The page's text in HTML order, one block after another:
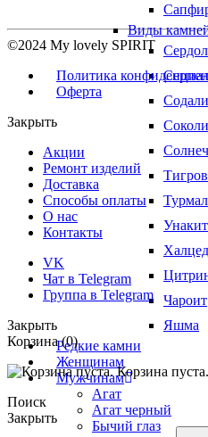
Виды
Унакит
Чароит
Яшма
Редкие камни
Женщинам
Мужчинам
Агат
Агат черный
Бычий глаз
©2024 My lovely SPIRIT
Политика
Оферта
Закрыть
Акции
Ремонт изделий
Доставка
Способы оплаты
О нас
Контакты
VK
Чат в Telegram
Группа в Telegram
Закрыть
Корзина(0)
Корзина пуста.
Поиск
Закрыть